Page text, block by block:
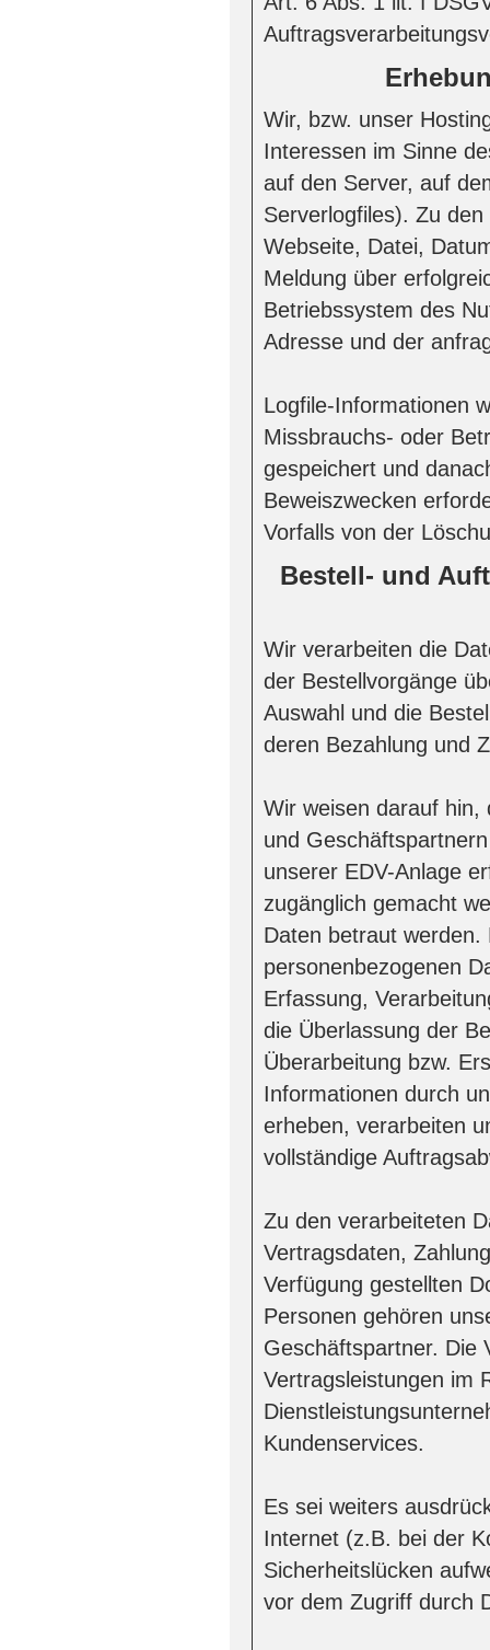
Wir, bzw. unser
Interessen im Sinne
auf den Server, auf
Serverlogfiles). Zu
Webseite, Datei,
Meldung über
Betriebssystem des
Adresse und der
Logfile-Informationen
Missbrauchs- oder
gespeichert und
Beweiszwecken
Vorfalls von der
Bestell- und
Wir verarbeiten die
der Bestellvorgänge
Auswahl und die
deren Bezahlung und
Wir weisen darauf
und
unserer EDV-Anlage
zugänglich gemacht
Daten betraut werden.
personenbezogenen
Erfassung,
die Überlassung der
Überarbeitung bzw.
Informationen durch
erheben, verarbeiten
vollständige
Zu den verarbeiteten
Vertragsdaten,
Verfügung gestellten
Personen gehören
Geschäftspartner. Die
Vertragsleistungen im
Kundenservices.
Es sei weiters
Internet (z.B. bei der
Sicherheitslücken
vor dem Zugriff durch